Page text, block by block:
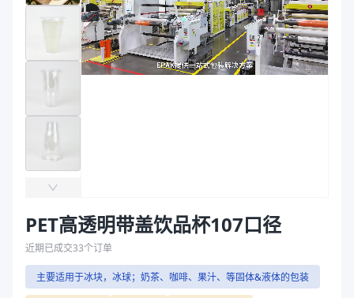
拉伸膜
107
高度（mm）
176.3
克重（g）
21
容量（oz）
32
盖名称
盖克重（g）
直径（mm）
克重（g）
21
容量（oz）
32
透明
盖名称
拱盖、平盖
PET高透明带盖饮品杯107口径
近期已成交33个订单
主要适用于冰块，冰球；奶茶、咖啡、果汁、等固体&液体的包装